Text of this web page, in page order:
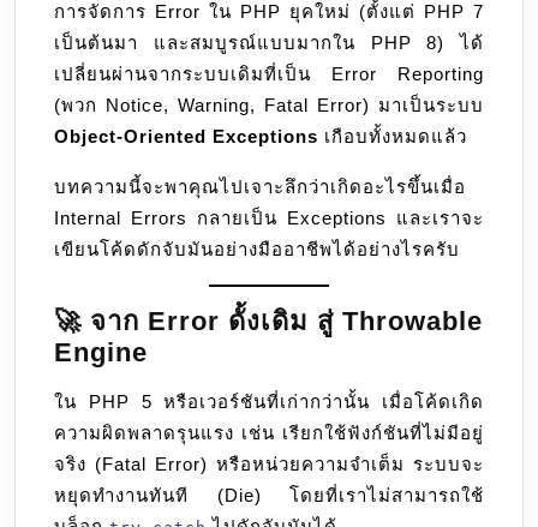
Exceptions
การจัดการ Error ใน PHP ยุคใหม่ (ตั้งแต่ PHP 7
เป็นต้นมา และสมบูรณ์แบบมากใน PHP 8) ได้
เปลี่ยนผ่านจากระบบเดิมที่เป็น Error Reporting
(พวก Notice, Warning, Fatal Error) มาเป็นระบบ
Object-Oriented Exceptions เกือบทั้งหมดแล้ว
บทความนี้จะพาคุณไปเจาะลึกว่าเกิดอะไรขึ้นเมื่อ
Internal Errors กลายเป็น Exceptions และเราจะ
เขียนโค้ดดักจับมันอย่างมืออาชีพได้อย่างไรครับ
🚀 จาก Error ดั้งเดิม สู่ Throwable
Engine
ใน PHP 5 หรือเวอร์ชันที่เก่ากว่านั้น เมื่อโค้ดเกิด
ความผิดพลาดรุนแรง เช่น เรียกใช้ฟังก์ชันที่ไม่มีอยู่
จริง (Fatal Error) หรือหน่วยความจำเต็ม ระบบจะ
หยุดทำงานทันที (Die) โดยที่เราไม่สามารถใช้